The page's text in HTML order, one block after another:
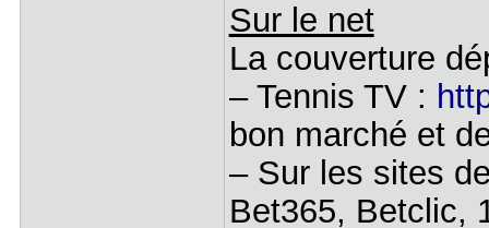
Sur le net
La couverture
– Tennis TV :
bon marché et
– Sur les sites
Bet365, Betclic,